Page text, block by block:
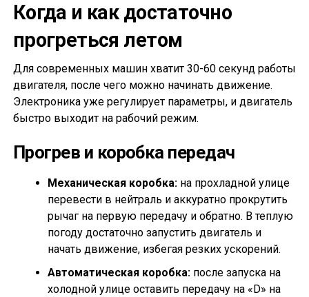
Когда и как достаточно
прогреться летом
Для современных машин хватит 30-60 секунд работы
двигателя, после чего можно начинать движение.
Электроника уже регулирует параметры, и двигатель
быстро выходит на рабочий режим.
Прогрев и коробка передач
Механическая коробка:на прохладной улице
перевести в нейтраль и аккуратно прокрутить
рычаг на первую передачу и обратно. В теплую
погоду достаточно запустить двигатель и
начать движение, избегая резких ускорений.
Автоматическая коробка:после запуска на
холодной улице оставить передачу на «D» на